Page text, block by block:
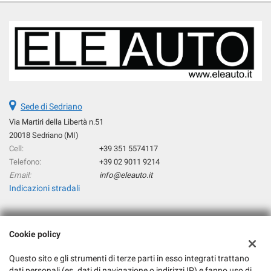
DELL'AUTO CHE CI VERRA' PROPOSTA.
(per info visitate www.eleauto.it )
Sede di Sedriano
Via Martiri della Libertà n.51
20018 Sedriano (MI)
Cell:
+39 351 5574117
Telefono:
+39 02 9011 9214
Email:
info@eleauto.it
Indicazioni stradali
Dati fiscali:
Via Martiri della Libertà n°51, 20018 Sedriano (MI)
Cookie policy
Questo sito e gli strumenti di terze parti in esso integrati trattano